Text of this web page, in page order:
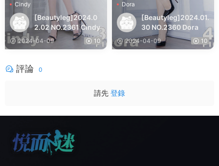
Cindy
[Beautyleg]2024.0
2.02 NO.2361 Cindy
2024-04-09 10
Dora
[Beautyleg]2024.01.
30 NO.2360 Dora
2024-04-09 10
評論 0
請先 登錄